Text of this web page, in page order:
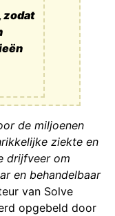
zodat
de miljoenen
ziekte en
drijfveer om
en behandelbaar
van Solve
opgebeld door